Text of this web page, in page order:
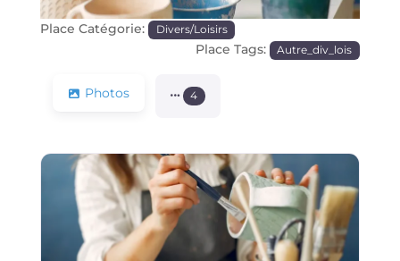
Place Catégorie: Divers/Loisirs
Place Tags: Autre_div_lois
Photos 4